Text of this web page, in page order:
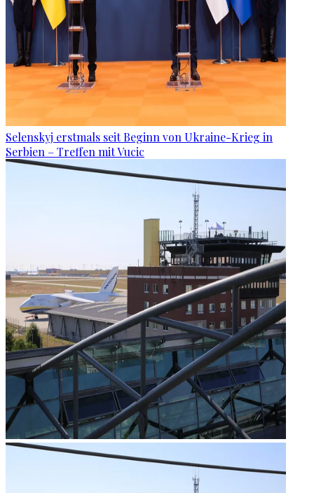
Selenskyj erstmals seit Beginn von Ukraine-Krieg in
Serbien – Treffen mit Vucic